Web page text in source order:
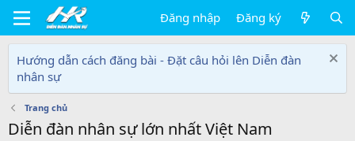
Đăng nhập Đăng ký
Hướng dẫn cách đăng bài - Đặt câu hỏi lên Diễn đàn
nhân sự
Trang chủ
Diễn đàn nhân sự lớn nhất Việt Nam